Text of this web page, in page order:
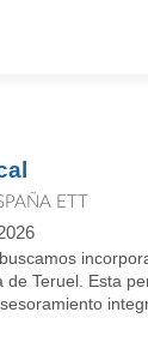
ETT
de Teruel. Esta